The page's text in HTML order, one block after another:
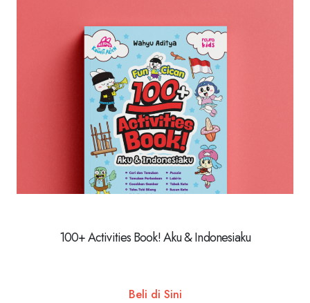
100+ Activities Book! Aku & Indonesiaku
Beli di Sini